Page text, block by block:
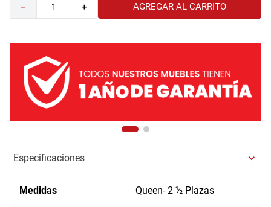
＋
－ AGREGAR AL CARRITO
Especificaciones
Medidas Queen- 2 ½ Plazas